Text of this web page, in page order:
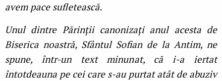
avem pace sufletească.
Unul dintre Părinții canonizați anul acesta de
Biserica noastră, Sfântul Sofian de la Antim, ne
spune, într-un text minunat, că i-a iertat
întotdeauna pe cei care s-au purtat atât de abuziv